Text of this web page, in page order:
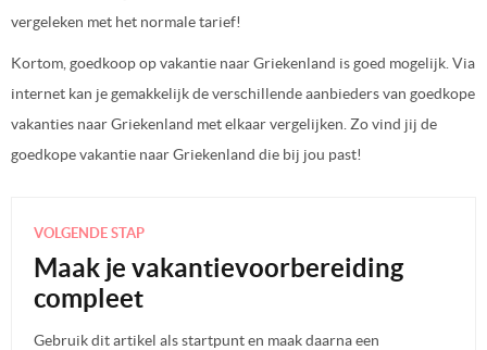
vergeleken met het normale tarief!
Kortom, goedkoop op vakantie naar Griekenland is goed mogelijk. Via
internet kan je gemakkelijk de verschillende aanbieders van goedkope
vakanties naar Griekenland met elkaar vergelijken. Zo vind jij de
goedkope vakantie naar Griekenland die bij jou past!
VOLGENDE STAP
Maak je vakantievoorbereiding
compleet
Gebruik dit artikel als startpunt en maak daarna een